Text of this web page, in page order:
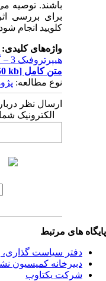
کلویید انجام شود.
واژه‌های کلیدی:
هیپرتروفیک 3 – گیلی-1(Gli-1) 4 – پاتوژنز
متن کامل[PDF 250 kb]
نوع مطالعه:
ارسال نظر
الکترونیک شما:
های مرتبط
دفتر سیاست گذاری،
دبیرخانه کمیسیون
شرکت یکتاوب